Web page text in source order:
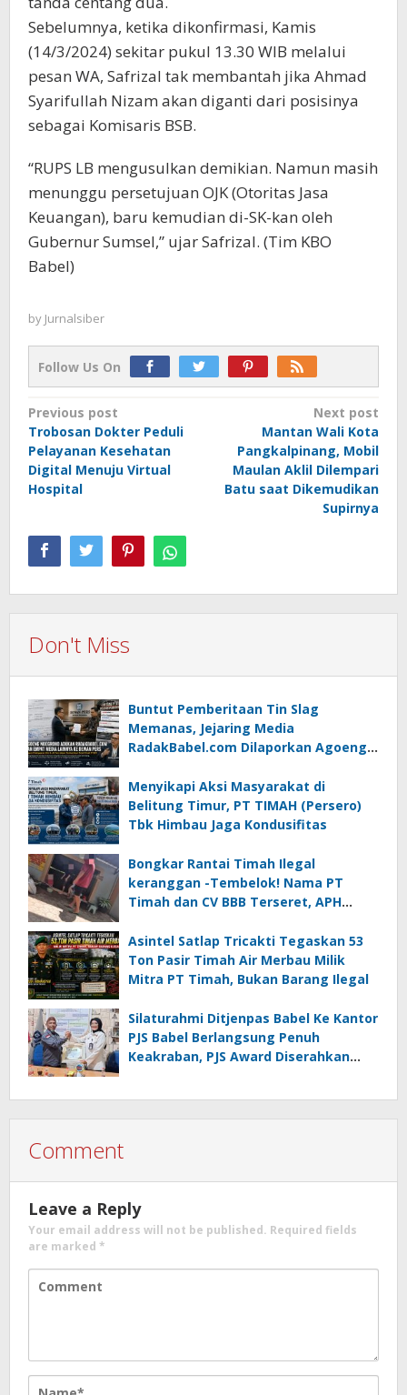
Sebelumnya, ketika dikonfirmasi, Kamis
(14/3/2024) sekitar pukul 13.30 WIB melalui
pesan WA, Safrizal tak membantah jika Ahmad
Syarifullah Nizam akan diganti dari posisinya
sebagai Komisaris BSB.
“RUPS LB mengusulkan demikian. Namun masih
menunggu persetujuan OJK (Otoritas Jasa
Keuangan), baru kemudian di-SK-kan oleh
Gubernur Sumsel,” ujar Safrizal. (Tim KBO
Babel)
by Jurnalsiber
Follow Us On
Post
navigation
Previous post
Trobosan Dokter Peduli
Pelayanan Kesehatan
Digital Menuju Virtual
Hospital
Next post
Mantan Wali Kota
Pangkalpinang, Mobil
Maulan Aklil Dilempari
Batu saat Dikemudikan
Supirnya
Don't Miss
Buntut Pemberitaan Tin Slag
Memanas, Jejaring Media
RadakBabel.com Dilaporkan Agoeng
Menyikapi Aksi Masyarakat di
Belitung Timur, PT TIMAH (Persero)
Tbk Himbau Jaga Kondusifitas
Bongkar Rantai Timah Ilegal
keranggan -Tembelok! Nama PT
Timah dan CV BBB Terseret, APH
Asintel Satlap Tricakti Tegaskan 53
Ton Pasir Timah Air Merbau Milik
Mitra PT Timah, Bukan Barang Ilegal
Silaturahmi Ditjenpas Babel Ke Kantor
PJS Babel Berlangsung Penuh
Keakraban, PJS Award Diserahkan
Comment
Leave a Reply
Your email address will not be published. Required fields
are marked *